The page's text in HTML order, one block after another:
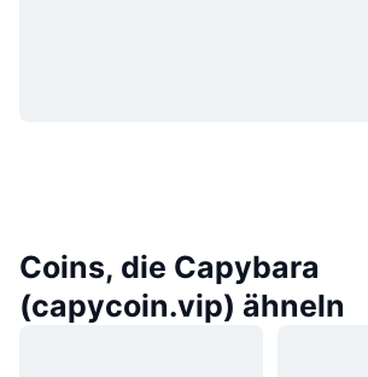
Coins, die Capybara
(capycoin.vip) ähneln